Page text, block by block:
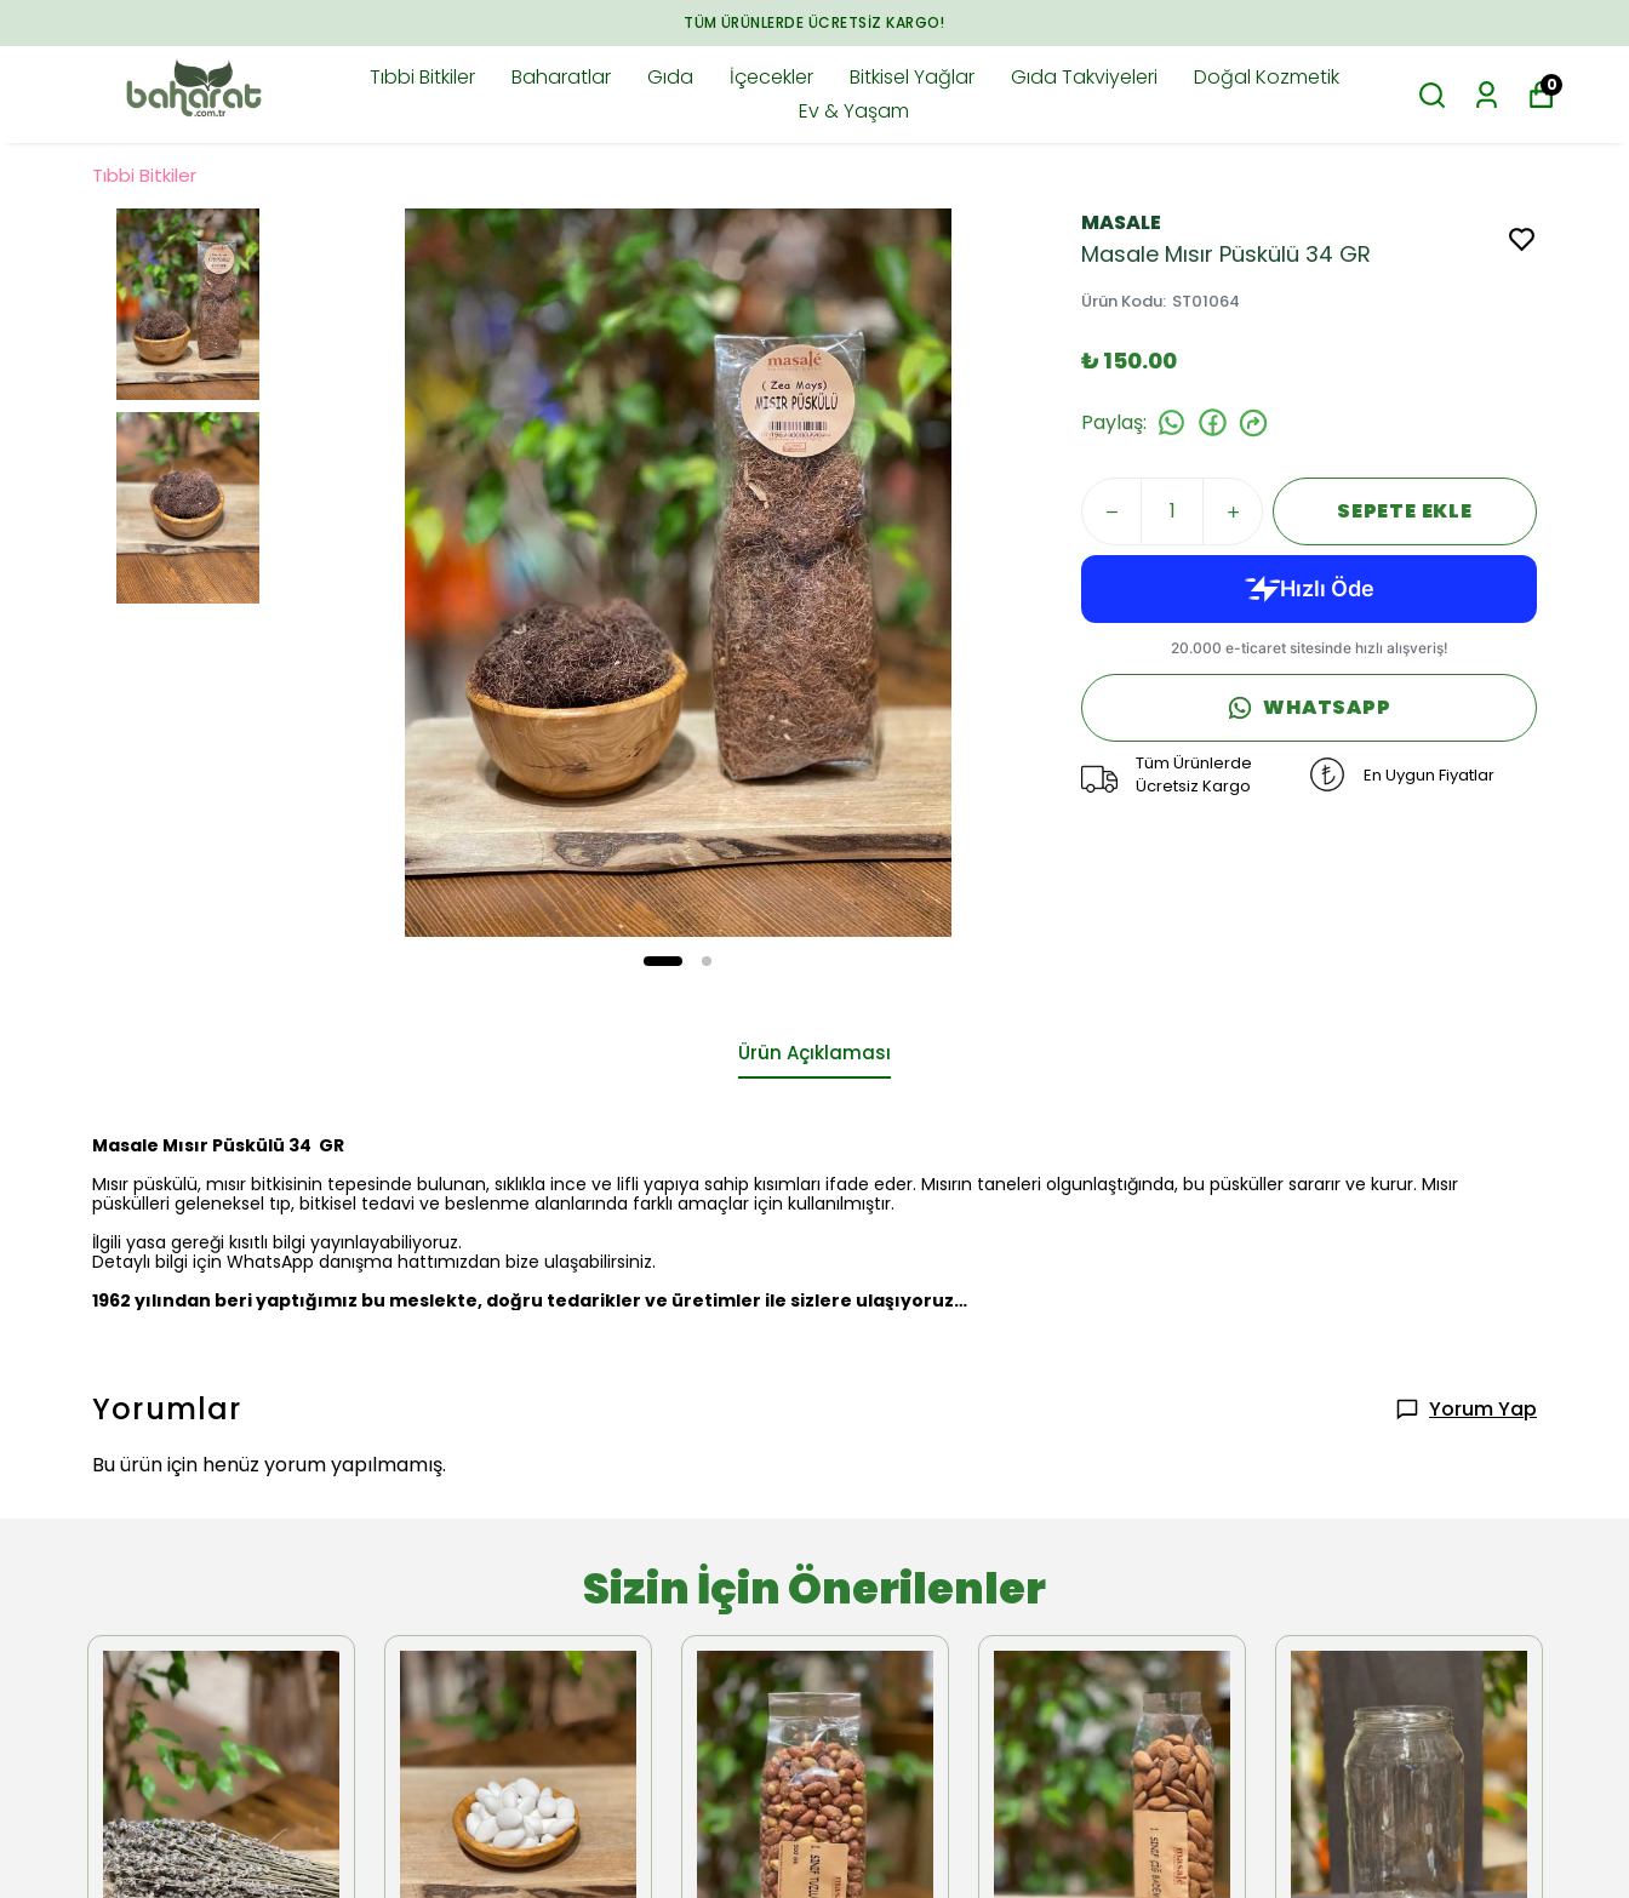
TÜM ÜRÜNLERDE ÜCRETSIZ KARGO!
Tıbbi Bitkiler Baharatlar Gıda İçecekler Bitkisel Yağlar Gıda Takviyeleri
Doğal Kozmetik
Ev & Yaşam
0
Tıbbi Bitkiler
MASALE
Masale Mısır Püskülü 34 GR
Ürün Kodu: ST01064
₺ 150.00
Paylaş:
SEPETE EKLE
WHATSAPP
Tüm Ürünlerde
Ücretsiz Kargo
En Uygun Fiyatlar
Ürün Açıklaması
Masale Mısır Püskülü 34 GR
Mısır püskülü, mısır bitkisinin tepesinde bulunan, sıklıkla ince ve lifli yapıya sahip kısımları ifade eder. Mısırın taneleri olgunlaştığında, bu püsküller sararır ve kurur. Mısır
püskülleri geleneksel tıp, bitkisel tedavi ve beslenme alanlarında farklı amaçlar için kullanılmıştır.
İlgili yasa gereği kısıtlı bilgi yayınlayabiliyoruz.
Detaylı bilgi için WhatsApp danışma hattımızdan bize ulaşabilirsiniz.
1962 yılından beri yaptığımız bu meslekte, doğru tedarikler ve üretimler ile sizlere ulaşıyoruz…
Yorumlar
Yorum Yap
Bu ürün için henüz yorum yapılmamış.
Sizin İçin Önerilenler